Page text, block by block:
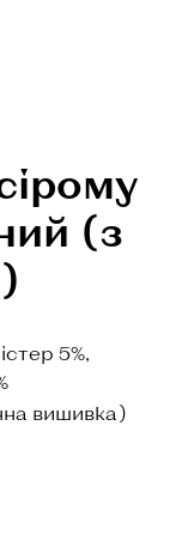
(з
5%,
вишивка)